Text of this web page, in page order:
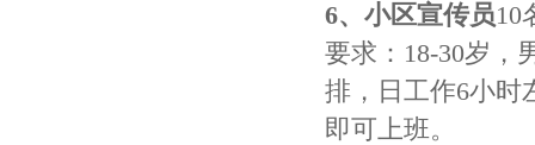
6、小区宣传员10
要求： 18-30岁，
排，日工作6小时
即可上班。